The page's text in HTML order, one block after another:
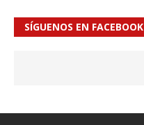
SÍGUENOS EN FACEBOOK